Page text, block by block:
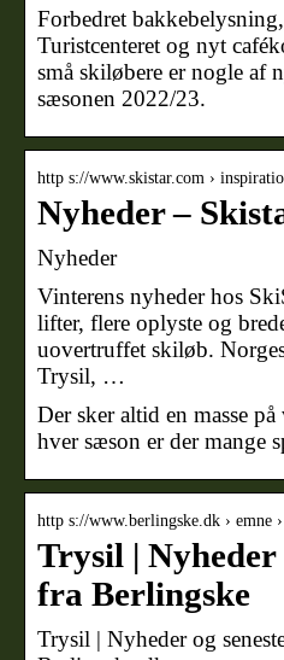
Forbedret
Turistcenteret og nyt
små skiløbere er nogle af
sæsonen 2022/23.
http s://www.skistar.com ›
Nyheder –
Nyheder
Vinterens nyheder hos
lifter, flere oplyste og
uovertruffet skiløb.
Trysil, …
Der sker altid en masse
hver sæson er der mange
http s://www.berlingske.dk › emne
Trysil | Nyheder
fra Berlingske
Trysil | Nyheder og